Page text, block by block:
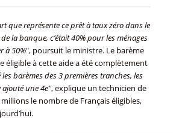
que représente ce prêt à taux zéro dans le
la banque, c’était 40% pour les ménages
à 50%", poursuit le ministre. Le barème
éligible à cette aide a été complètement
barèmes des 3 premières tranches, les
ajouté une 4e", explique un technicien de
le nombre de Français éligibles,